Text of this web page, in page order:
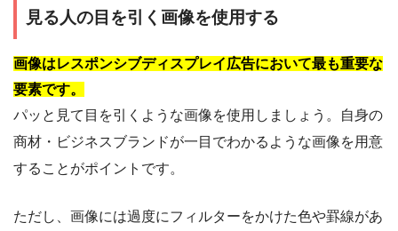
見る人の目を引く画像を使用する
画像はレスポンシブディスプレイ広告において最も重要な
要素です。
パッと見て目を引くような画像を使用しましょう。自身の
商材・ビジネスブランドが一目でわかるような画像を用意
することがポイントです。
ただし、画像には過度にフィルターをかけた色や罫線があ